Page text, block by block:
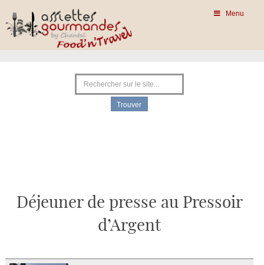
Menu
Déjeuner de presse au Pressoir
d’Argent